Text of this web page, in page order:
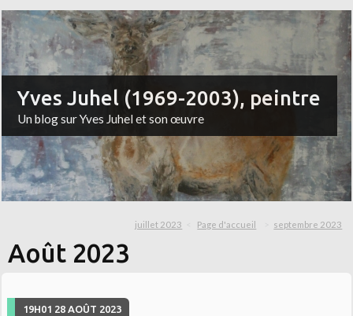
Yves Juhel (1969-2003), peintre
Un blog sur Yves Juhel et son œuvre
juillet 2023 Page d'accueil septembre 2023
Août 2023
19H01 28 AOÛT 2023